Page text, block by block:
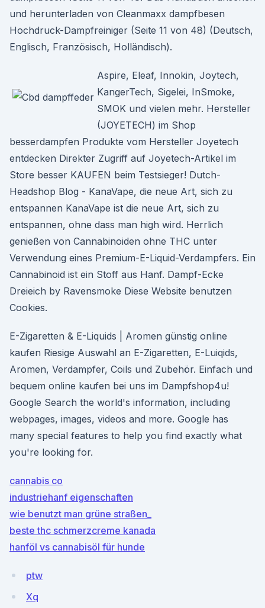
und herunterladen von Cleanmaxx dampfbesen
Hochdruck-Dampfreiniger (Seite 11 von 48) (Deutsch,
Englisch, Französisch, Holländisch).
Aspire, Eleaf, Innokin, Joytech,
KangerTech, Sigelei, InSmoke,
SMOK und vielen mehr. Hersteller
(JOYETECH) im Shop
besserdampfen Produkte vom Hersteller Joyetech
entdecken Direkter Zugriff auf Joyetech-Artikel im
Store besser KAUFEN beim Testsieger! Dutch-
Headshop Blog - KanaVape, die neue Art, sich zu
entspannen KanaVape ist die neue Art, sich zu
entspannen, ohne dass man high wird. Herrlich
genießen von Cannabinoiden ohne THC unter
Verwendung eines Premium-E-Liquid-Verdampfers. Ein
Cannabinoid ist ein Stoff aus Hanf. Dampf-Ecke
Dreieich by Ravensmoke Diese Website benutzen
Cookies.
E-Zigaretten & E-Liquids | Aromen günstig online
kaufen Riesige Auswahl an E-Zigaretten, E-Luiqids,
Aromen, Verdampfer, Coils und Zubehör. Einfach und
bequem online kaufen bei uns im Dampfshop4u!
Google Search the world's information, including
webpages, images, videos and more. Google has
many special features to help you find exactly what
you're looking for.
cannabis co
industriehanf eigenschaften
wie benutzt man grüne straßen_
beste thc schmerzcreme kanada
hanföl vs cannabisöl für hunde
ptw
Xq